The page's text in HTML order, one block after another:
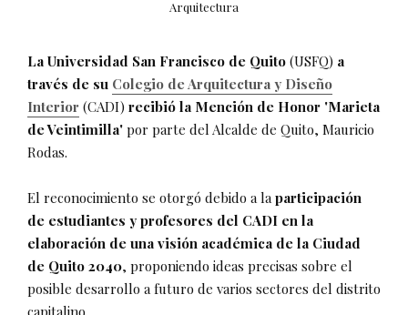
Arquitectura
La Universidad San Francisco de Quito (USFQ) a
través de su Colegio de Arquitectura y Diseño
Interior (CADI) recibió la Mención de Honor 'Marieta
de Veintimilla' por parte del Alcalde de Quito, Mauricio
Rodas.
El reconocimiento se otorgó debido a la participación
de estudiantes y profesores del CADI en la
elaboración de una visión académica de la Ciudad
de Quito 2040, proponiendo ideas precisas sobre el
posible desarrollo a futuro de varios sectores del distrito
capitalino.